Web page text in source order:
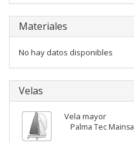
Materiales
No hay datos disponibles
Velas
Vela mayor
Palma Tec